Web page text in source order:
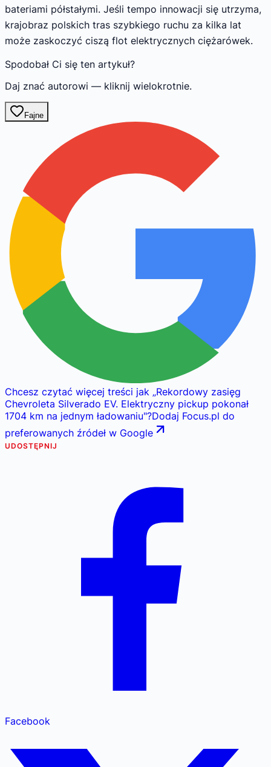
bateriami półstałymi. Jeśli tempo innowacji się utrzyma,
krajobraz polskich tras szybkiego ruchu za kilka lat
może zaskoczyć ciszą flot elektrycznych ciężarówek.
Spodobał Ci się ten artykuł?
Daj znać autorowi — kliknij wielokrotnie.
Fajne
Chcesz czytać więcej treści jak „Rekordowy zasięg
Chevroleta Silverado EV. Elektryczny pickup pokonał
1704 km na jednym ładowaniu"?Dodaj Focus.pl do
preferowanych źródeł w Google
UDOSTĘPNIJ
Facebook